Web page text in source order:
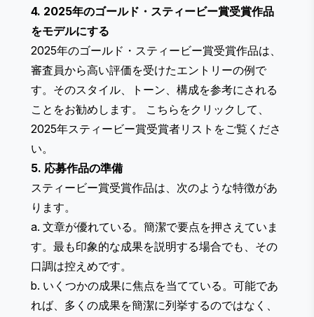
4. 2025年のゴールド・スティービー賞受賞作品
をモデルにする
2025年のゴールド・スティービー賞受賞作品は、
審査員から高い評価を受けたエントリーの例で
す。そのスタイル、トーン、構成を参考にされる
ことをお勧めします。 こちらをクリック して、
2025年スティービー賞受賞者リストをご覧くださ
い。
5. 応募作品の準備
スティービー賞受賞作品は、次のような特徴があ
ります。
a. 文章が優れている。簡潔で要点を押さえていま
す。最も印象的な成果を説明する場合でも、その
口調は控えめです。
b. いくつかの成果に焦点を当てている。可能であ
れば、多くの成果を簡潔に列挙するのではなく、